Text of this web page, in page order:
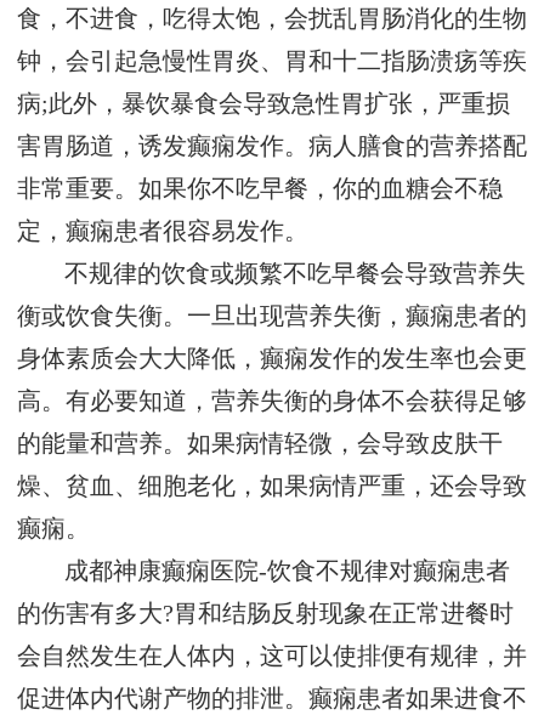
食，不进食，吃得太饱，会扰乱胃肠消化的生物
钟，会引起急慢性胃炎、胃和十二指肠溃疡等疾
病;此外，暴饮暴食会导致急性胃扩张，严重损
害胃肠道，诱发癫痫发作。病人膳食的营养搭配
非常重要。如果你不吃早餐，你的血糖会不稳
定，癫痫患者很容易发作。
不规律的饮食或频繁不吃早餐会导致营养失
衡或饮食失衡。一旦出现营养失衡，癫痫患者的
身体素质会大大降低，癫痫发作的发生率也会更
高。有必要知道，营养失衡的身体不会获得足够
的能量和营养。如果病情轻微，会导致皮肤干
燥、贫血、细胞老化，如果病情严重，还会导致
癫痫。
成都神康癫痫医院-饮食不规律对癫痫患者
的伤害有多大?胃和结肠反射现象在正常进餐时
会自然发生在人体内，这可以使排便有规律，并
促进体内代谢产物的排泄。癫痫患者如果进食不